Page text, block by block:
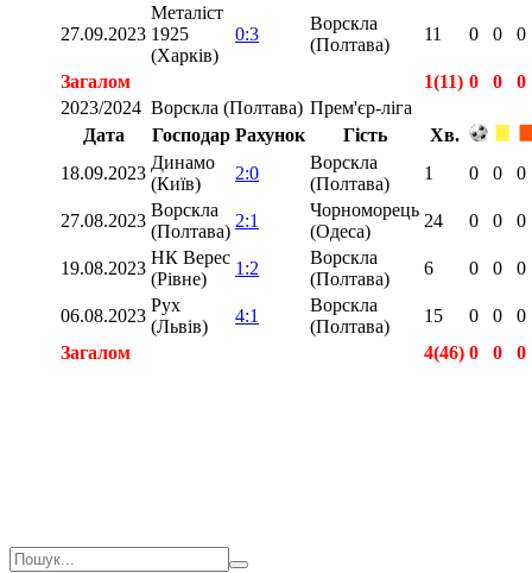
27.09.2023
Металіст
1925
(Харків)
0:3
Ворскла
(Полтава)
11 0 0 0
Загалом 1(11) 0 0
0
2023/2024 Ворскла (Полтава) Прем'єр-ліга
Дата
Господар Рахунок Гість
Хв.
18.09.2023
Динамо
(Київ)
2:0
Ворскла
(Полтава)
1 0 0 0
27.08.2023
Ворскла
(Полтава)
2:1
Чорноморець
(Одеса)
24 0 0 0
19.08.2023
НК Верес
(Рівне)
1:2
Ворскла
(Полтава)
6 0 0 0
06.08.2023
Рух
(Львів)
4:1
Ворскла
(Полтава)
15 0 0
0
Загалом
4(46) 0 0
0